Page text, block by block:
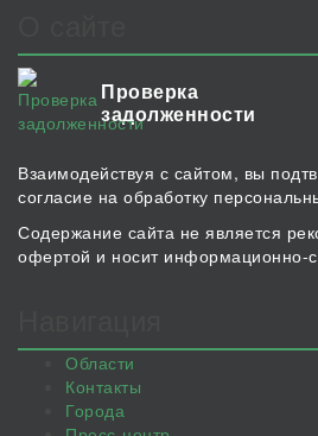
Проверка
задолженности
Взаимодействуя с сайтом, вы
согласие на обработку
Содержание сайта не является
офертой и носит информационно-
Области
Контакты
Города